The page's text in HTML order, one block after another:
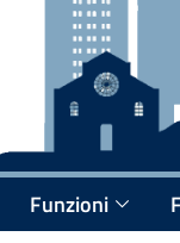
Funzioni